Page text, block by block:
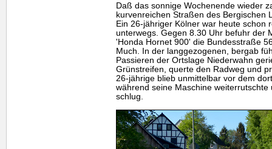
Daß das sonnige Wochenende wieder
kurvenreichen Straßen des Bergischen
Ein 26-jähriger Kölner war heute schon
unterwegs. Gegen 8.30 Uhr befuhr der
'Honda Hornet 900' die Bundesstraße
Much. In der langgezogenen, bergab
Passieren der Ortslage Niederwahn
Grünstreifen, querte den Radweg und
26-jährige blieb unmittelbar vor dem
während seine Maschine
schlug.